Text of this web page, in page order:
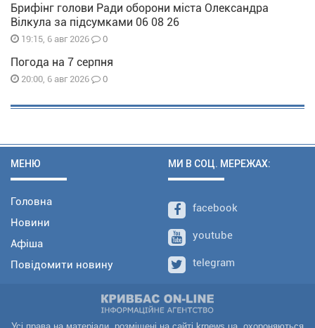
Брифінг голови Ради оборони міста Олександра
Вілкула за підсумками 06 08 26
19:15, 6 авг 2026 0
Погода на 7 серпня
20:00, 6 авг 2026 0
МЕНЮ
Головна
Новини
Афіша
Повідомити новину
МИ В СОЦ. МЕРЕЖАХ:
facebook
youtube
telegram